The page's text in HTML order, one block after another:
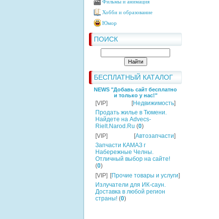
Фильмы и анимация
Хобби и образование
Юмор
ПОИСК
БЕСПЛАТНЫЙ КАТАЛОГ
NEWS "Добавь сайт бесплатно
и только у нас!"
[VIP] [Недвижимость]
Продать жилье в Тюмени.
Найдете на Advecs-
Rielt.Narod.Ru (0)
[VIP]
[Автозапчасти]
Запчасти КАМАЗ г
Набережные Челны.
Отличный выбор на сайте!
(0)
[VIP] [Прочие товары и услуги]
Излучатели для ИК-саун.
Доставка в любой регион
страны! (0)